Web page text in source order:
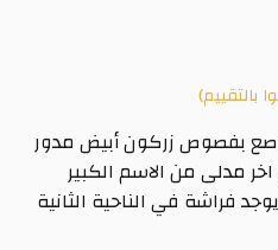
بفصوص زركون أبيض مدور
مدلى من الاسم الكبير
فراشة في الناحية الثانية